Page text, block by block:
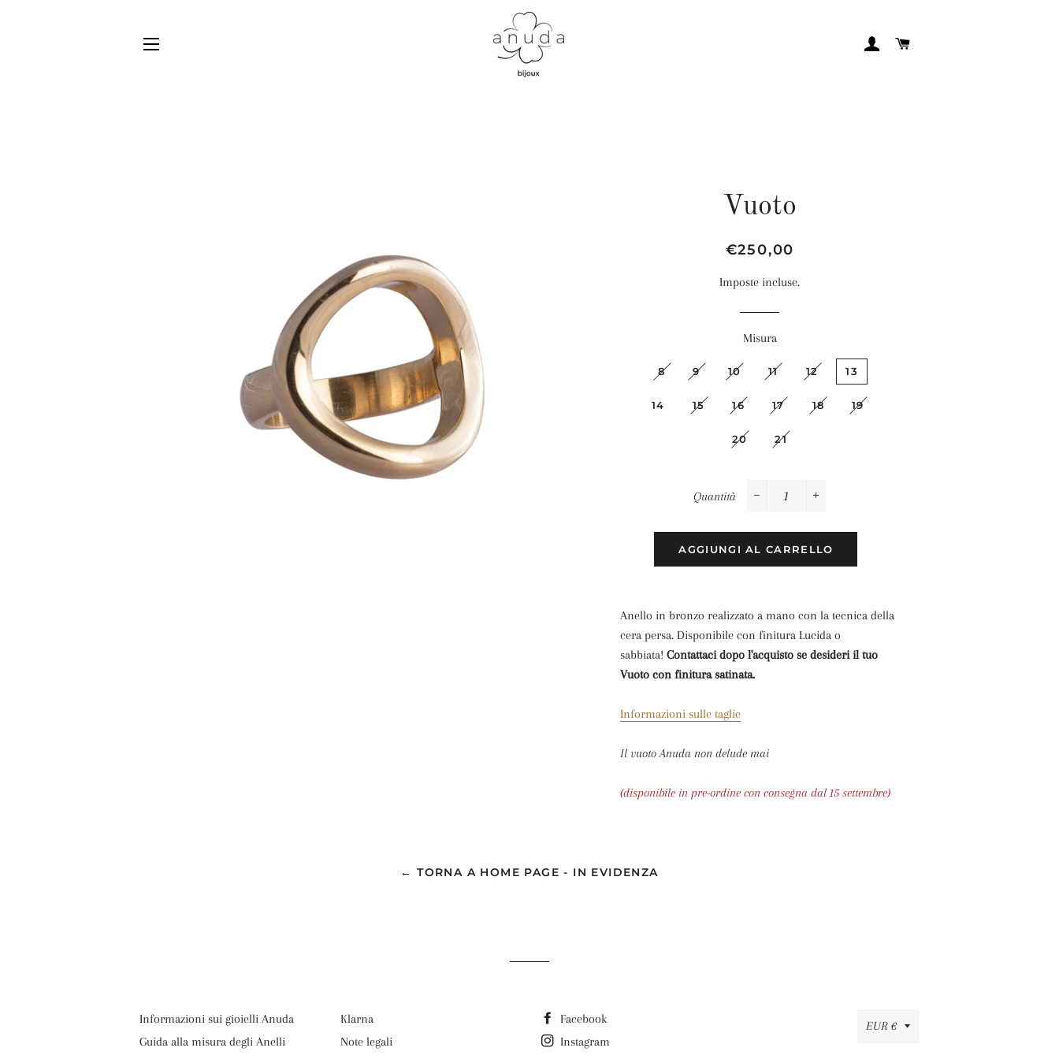
ACCEDI
Vuoto
Prezzo
listino
Prezzo
€250,00
Imposte incluse.
Misura
8 9 10 11 12 13
14 15 16 17 18 19
20 21
Quantità
AGGIUNGI AL CARRELLO
Anello in bronzo realizzato a mano con la tecnica della
cera persa. Disponibile con finitura Lucida o
sabbiata! Contattaci dopo l'acquisto se desideri il tuo
Vuoto con finitura satinata.
Informazioni sulle taglie
Il vuoto Anuda non delude mai
(disponibile in pre-ordine con consegna dal 15 settembre)
← TORNA A HOME PAGE - IN EVIDENZA
Informazioni sui gioielli Anuda
Guida alla misura degli Anelli
Klarna
Note legali
Facebook
Instagram
Valuta
EUR €